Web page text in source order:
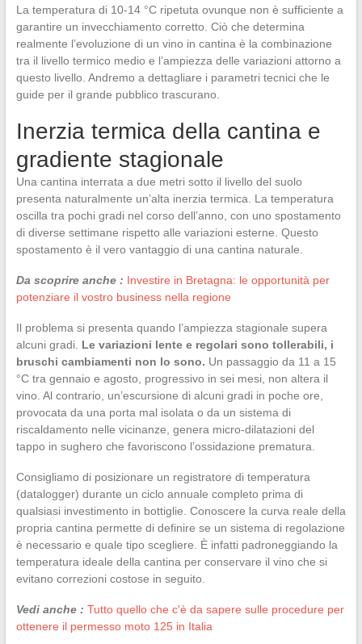
La temperatura di 10-14 °C ripetuta ovunque non è sufficiente a
garantire un invecchiamento corretto. Ciò che determina
realmente l’evoluzione di un vino in cantina è la combinazione
tra il livello termico medio e l’ampiezza delle variazioni attorno a
questo livello. Andremo a dettagliare i parametri tecnici che le
guide per il grande pubblico trascurano.
Inerzia termica della cantina e
gradiente stagionale
Una cantina interrata a due metri sotto il livello del suolo
presenta naturalmente un’alta inerzia termica. La temperatura
oscilla tra pochi gradi nel corso dell’anno, con uno spostamento
di diverse settimane rispetto alle variazioni esterne. Questo
spostamento è il vero vantaggio di una cantina naturale.
Da scoprire anche : Investire in Bretagna: le opportunità per
potenziare il vostro business nella regione
Il problema si presenta quando l’ampiezza stagionale supera
alcuni gradi. Le variazioni lente e regolari sono tollerabili, i
bruschi cambiamenti non lo sono. Un passaggio da 11 a 15
°C tra gennaio e agosto, progressivo in sei mesi, non altera il
vino. Al contrario, un’escursione di alcuni gradi in poche ore,
provocata da una porta mal isolata o da un sistema di
riscaldamento nelle vicinanze, genera micro-dilatazioni del
tappo in sughero che favoriscono l’ossidazione prematura.
Consigliamo di posizionare un registratore di temperatura
(datalogger) durante un ciclo annuale completo prima di
qualsiasi investimento in bottiglie. Conoscere la curva reale della
propria cantina permette di definire se un sistema di regolazione
è necessario e quale tipo scegliere. È infatti padroneggiando la
temperatura ideale della cantina per conservare il vino che si
evitano correzioni costose in seguito.
Vedi anche : Tutto quello che c'è da sapere sulle procedure per
ottenere il permesso moto 125 in Italia